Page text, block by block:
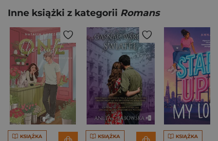
Inne książki z kategorii Romans
KSIĄŻKA KSIĄŻKA KSIĄŻKA